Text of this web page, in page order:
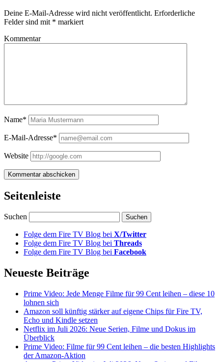
Deine E-Mail-Adresse wird nicht veröffentlicht. Erforderliche
Felder sind mit * markiert
Kommentar
Name*
E-Mail-Adresse*
Website
Seitenleiste
Suchen
Folge dem Fire TV Blog bei X/Twitter
Folge dem Fire TV Blog bei Threads
Folge dem Fire TV Blog bei Facebook
Neueste Beiträge
Prime Video: Jede Menge Filme für 99 Cent leihen – diese 10
lohnen sich
Amazon soll künftig stärker auf eigene Chips für Fire TV,
Echo und Kindle setzen
Netflix im Juli 2026: Neue Serien, Filme und Dokus im
Überblick
Prime Video: Filme für 99 Cent leihen – die besten Highlights
der Amazon-Aktion